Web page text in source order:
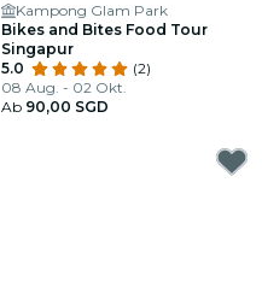
Kampong Glam Park
Bikes and Bites Food Tour
Singapur
5.0
(2)
08 Aug. - 02 Okt.
Ab 90,00 SGD